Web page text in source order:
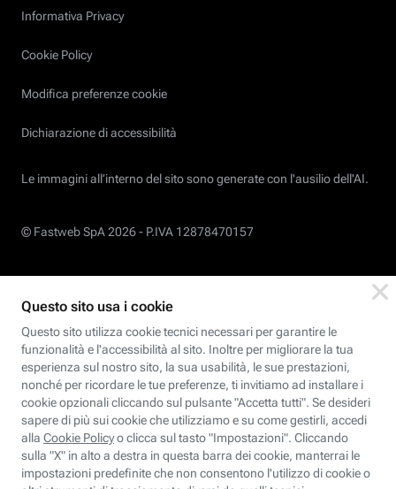
Informativa Privacy
Cookie Policy
Modifica preferenze cookie
Dichiarazione di accessibilità
Le immagini all’interno del sito sono generate con l'ausilio dell'AI.
© Fastweb SpA 2026 - P.IVA 12878470157